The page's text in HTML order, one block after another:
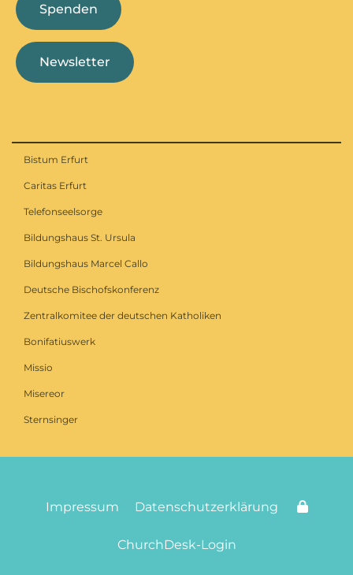
Spenden
Newsletter
Bistum Erfurt
Caritas Erfurt
Telefonseelsorge
Bildungshaus St. Ursula
Bildungshaus Marcel Callo
Deutsche Bischofskonferenz
Zentralkomitee der deutschen Katholiken
Bonifatiuswerk
Missio
Misereor
Sternsinger
Impressum Datenschutzerklärung
ChurchDesk-Login